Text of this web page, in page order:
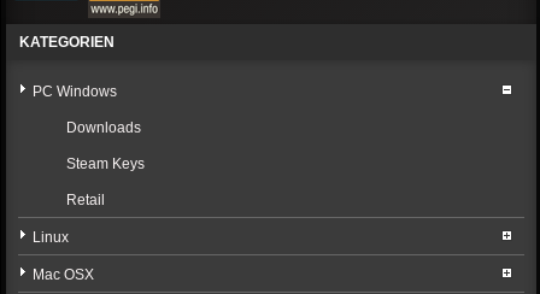
KATEGORIEN
PC Windows
Downloads
Steam Keys
Retail
Linux
Mac OSX